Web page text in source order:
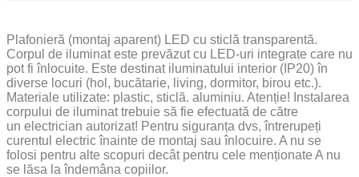
Plafonieră (montaj aparent) LED cu sticlă transparentă.
Corpul de iluminat este prevăzut cu LED-uri integrate care nu
pot fi înlocuite. Este destinat iluminatului interior (IP20) în
diverse locuri (hol, bucătarie, living, dormitor, birou etc.).
Materiale utilizate: plastic, sticlă. aluminiu. Atenție! Instalarea
corpului de iluminat trebuie să fie efectuată de către
un electrician autorizat! Pentru siguranța dvs, întrerupeți
curentul electric înainte de montaj sau înlocuire. A nu se
folosi pentru alte scopuri decât pentru cele menționate A nu
se lăsa la îndemâna copiilor.